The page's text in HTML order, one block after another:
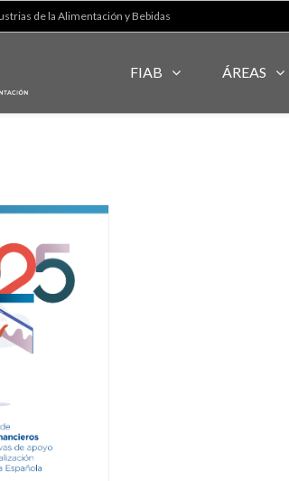
de la Alimentación y Bebidas
FIAB ÁREAS